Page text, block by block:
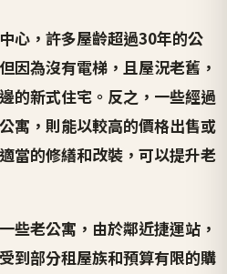
心，許多屋齡超過30年的公
因為沒有電梯，且屋況老舊，
的新式住宅。反之，一些經過
寓，則能以較高的價格出售或
當的修繕和改裝，可以提升老
些老公寓，由於鄰近捷運站，
到部分租屋族和預算有限的購